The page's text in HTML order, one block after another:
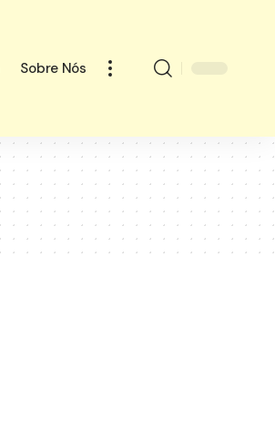
Sobre Nós